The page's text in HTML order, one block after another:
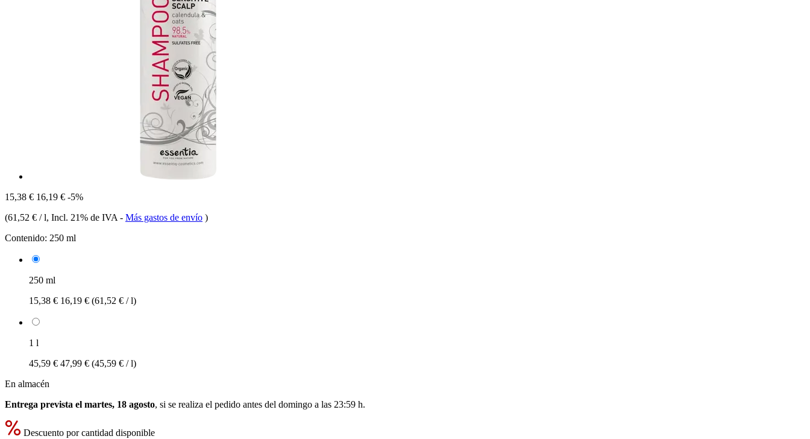
15,38 € 16,19 € -5%
(61,52 € / l, Incl. 21% de IVA - Más gastos de envío )
Contenido: 250 ml
250 ml
15,38 € 16,19 € (61,52 € / l)
1 l
45,59 € 47,99 € (45,59 € / l)
En almacén
Entrega prevista el martes, 18 agosto, si se realiza el pedido antes del domingo a las 23:59 h.
Descuento por cantidad disponible